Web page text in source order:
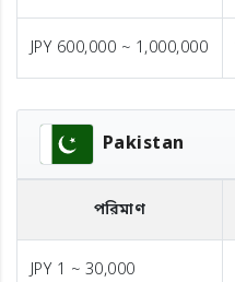
JPY 600,000 ~ 1,000,000
Pakistan
পরিমাণ
JPY 1 ~ 30,000